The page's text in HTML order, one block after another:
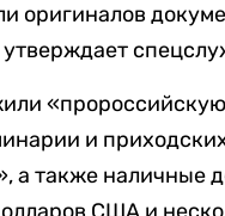
оригиналов
и
а также наличные